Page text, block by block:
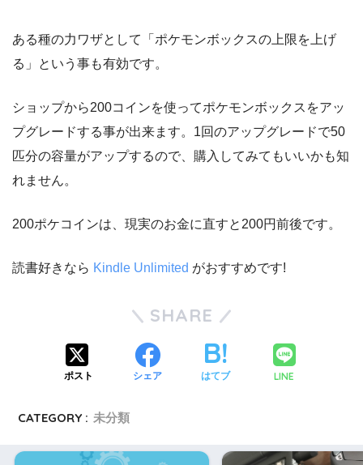
ある種の力ワザとして「ポケモンボックスの上限を上げ
る」という事も有効です。
ショップから200コインを使ってポケモンボックスをアッ
プグレードする事が出来ます。1回のアップグレードで50
匹分の容量がアップするので、購入してみてもいいかも知
れません。
200ポケコインは、現実のお金に直すと200円前後です。
読書好きなら Kindle Unlimited がおすすめです!
SHARE
ポスト シェア はてブ LINE
CATEGORY : 未分類